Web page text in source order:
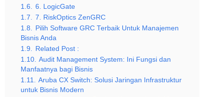
1.6.
6. LogicGate
1.7.
7. RiskOptics ZenGRC
1.8.
Pilih Software GRC Terbaik Untuk Manajemen
Bisnis Anda
1.9.
Related Post :
1.10. Audit Management System: Ini Fungsi dan
Manfaatnya bagi Bisnis
1.11.
Aruba CX Switch: Solusi Jaringan Infrastruktur
untuk Bisnis Modern